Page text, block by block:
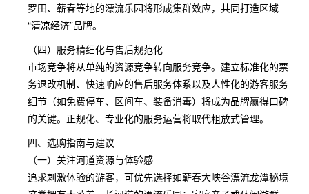
罗田、蕲春等地的漂流乐园将形成集群效应，共同打造区域
“清凉经济”品牌。
（四）服务精细化与售后规范化
市场竞争将从单纯的资源竞争转向服务竞争。建立标准化的票
务退改机制、快速响应的售后服务体系以及人性化的游客服务
细节（如免费停车、区间车、装备消毒）将成为品牌赢得口碑
的关键。正规化、专业化的服务运营将取代粗放式管理。
四、选购指南与建议
（一）关注河道资源与体验感
追求刺激体验的游客，可优先选择如蕲春大峡谷漂流龙潭秘境